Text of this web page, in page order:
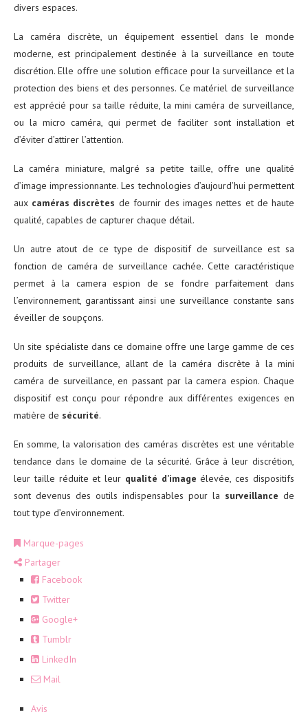
divers espaces.
La caméra discrète, un équipement essentiel dans le monde
moderne, est principalement destinée à la surveillance en toute
discrétion. Elle offre une solution efficace pour la surveillance et la
protection des biens et des personnes. Ce matériel de surveillance
est apprécié pour sa taille réduite, la mini caméra de surveillance,
ou la micro caméra, qui permet de faciliter sont installation et
d’éviter d’attirer l’attention.
La caméra miniature, malgré sa petite taille, offre une qualité
d’image impressionnante. Les technologies d’aujourd’hui permettent
aux caméras discrètes de fournir des images nettes et de haute
qualité, capables de capturer chaque détail.
Un autre atout de ce type de dispositif de surveillance est sa
fonction de caméra de surveillance cachée. Cette caractéristique
permet à la camera espion de se fondre parfaitement dans
l’environnement, garantissant ainsi une surveillance constante sans
éveiller de soupçons.
Un site spécialiste dans ce domaine offre une large gamme de ces
produits de surveillance, allant de la caméra discrète à la mini
caméra de surveillance, en passant par la camera espion. Chaque
dispositif est conçu pour répondre aux différentes exigences en
matière de sécurité.
En somme, la valorisation des caméras discrètes est une véritable
tendance dans le domaine de la sécurité. Grâce à leur discrétion,
leur taille réduite et leur qualité d’image élevée, ces dispositifs
sont devenus des outils indispensables pour la surveillance de
tout type d’environnement.
Marque-pages
Partager
Facebook
Twitter
Google+
Tumblr
LinkedIn
Mail
Avis